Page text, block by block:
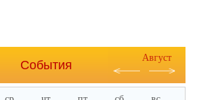
События
Август